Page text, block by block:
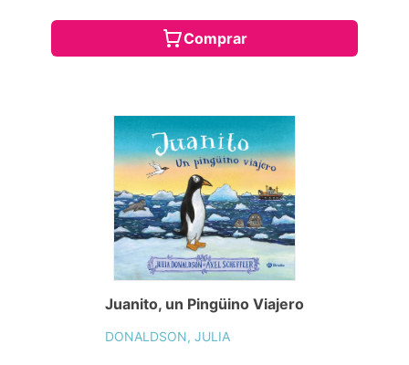
Comprar
Juanito, un Pingüino Viajero
DONALDSON, JULIA